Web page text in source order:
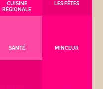
CUISINE
RÉGIONALE
LES FÊTES
SANTÉ MINCEUR